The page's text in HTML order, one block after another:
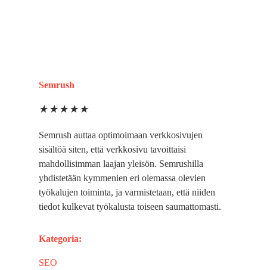
Semrush
★★★★★
Semrush auttaa optimoimaan verkkosivujen
sisältöä siten, että verkkosivu tavoittaisi
mahdollisimman laajan yleisön. Semrushilla
yhdistetään kymmenien eri olemassa olevien
työkalujen toiminta, ja varmistetaan, että niiden
tiedot kulkevat työkalusta toiseen saumattomasti.
Kategoria:
SEO